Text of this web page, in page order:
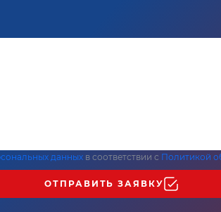
данных в соответствии с Политикой
ОТПРАВИТЬ ЗАЯВКУ